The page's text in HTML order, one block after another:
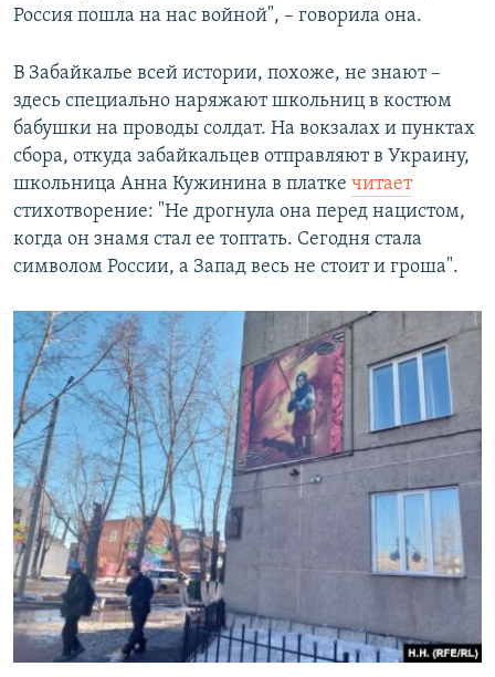
Россия пошла на нас войной", – говорила она.
В Забайкалье всей истории, похоже, не знают –
здесь специально наряжают школьниц в костюм
бабушки на проводы солдат. На вокзалах и пунктах
сбора, откуда забайкальцев отправляют в Украину,
школьница Анна Кужинина в платке читает
стихотворение: "Не дрогнула она перед нацистом,
когда он знамя стал ее топтать. Сегодня стала
символом России, а Запад весь не стоит и гроша".